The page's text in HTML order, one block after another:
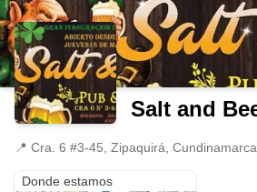
📍 Cra. 6 #3-45, Zipaquirá, Cundinamarca
Donde estamos